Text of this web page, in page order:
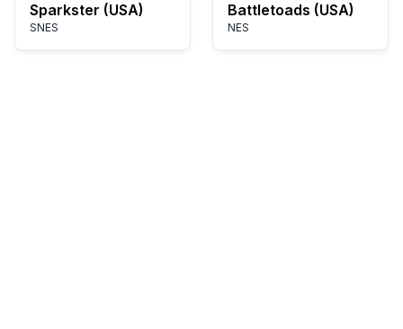
Sparkster (USA)
SNES
Battletoads (USA)
NES